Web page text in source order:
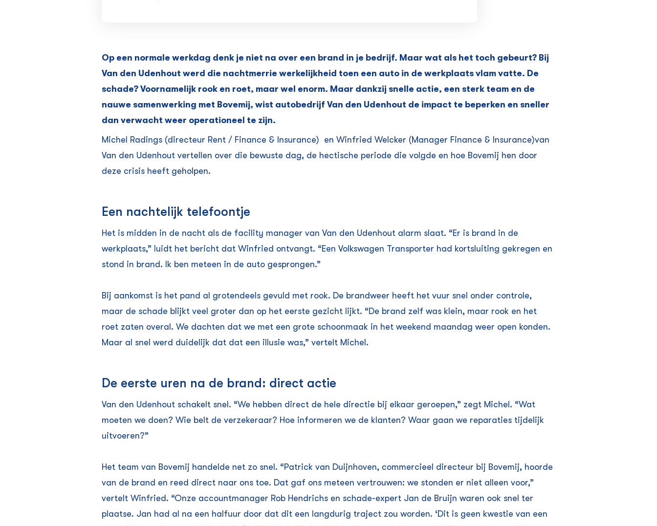
Op een normale werkdag denk je niet na over een brand in je bedrijf. Maar wat als het toch gebeurt? Bij
Van den Udenhout werd die nachtmerrie werkelijkheid toen een auto in de werkplaats vlam vatte. De
schade? Voornamelijk rook en roet, maar wel enorm. Maar dankzij snelle actie, een sterk team en de
nauwe samenwerking met Bovemij, wist autobedrijf Van den Udenhout de impact te beperken en sneller
dan verwacht weer operationeel te zijn.
Michel Radings (directeur Rent / Finance & Insurance) en Winfried Welcker (Manager Finance & Insurance)van
Van den Udenhout vertellen over die bewuste dag, de hectische periode die volgde en hoe Bovemij hen door
deze crisis heeft geholpen.
Een nachtelijk telefoontje
Het is midden in de nacht als de facility manager van Van den Udenhout alarm slaat. “Er is brand in de
werkplaats,” luidt het bericht dat Winfried ontvangt. “Een Volkswagen Transporter had kortsluiting gekregen en
stond in brand. Ik ben meteen in de auto gesprongen.”
Bij aankomst is het pand al grotendeels gevuld met rook. De brandweer heeft het vuur snel onder controle,
maar de schade blijkt veel groter dan op het eerste gezicht lijkt. “De brand zelf was klein, maar rook en het
roet zaten overal. We dachten dat we met een grote schoonmaak in het weekend maandag weer open konden.
Maar al snel werd duidelijk dat dat een illusie was,” vertelt Michel.
De eerste uren na de brand: direct actie
Van den Udenhout schakelt snel. “We hebben direct de hele directie bij elkaar geroepen,” zegt Michel. “Wat
moeten we doen? Wie belt de verzekeraar? Hoe informeren we de klanten? Waar gaan we reparaties tijdelijk
uitvoeren?”
Het team van Bovemij handelde net zo snel. “Patrick van Duijnhoven, commercieel directeur bij Bovemij, hoorde
van de brand en reed direct naar ons toe. Dat gaf ons meteen vertrouwen: we stonden er niet alleen voor,”
vertelt Winfried. “Onze accountmanager Rob Hendrichs en schade-expert Jan de Bruijn waren ook snel ter
plaatse. Jan had al na een halfuur door dat dit een langdurig traject zou worden. ‘Dit is geen kwestie van een